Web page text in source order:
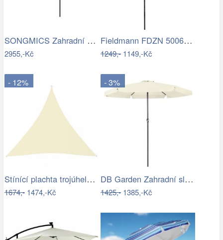
SONGMICS Zahradní slunečník Lyre šedý
2955,-Kč
Fieldmann FDZN 5006 slunečník, krémová
1249,-1149,-Kč
- 12%
Stínící plachta trojúhelníková 5 x 5 x…
1674,-1474,-Kč
- 3%
DB Garden Zahradní slunečník Jenna…
1425,-1385,-Kč